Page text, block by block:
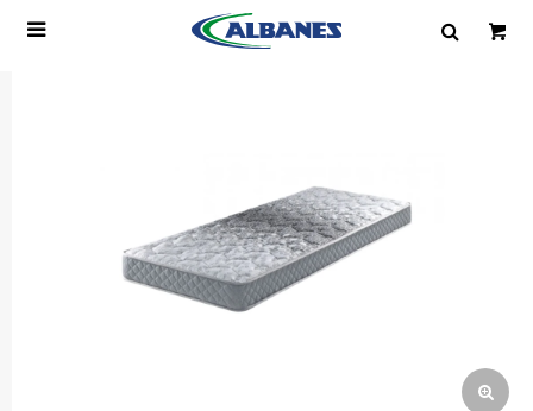

Correo electrónico